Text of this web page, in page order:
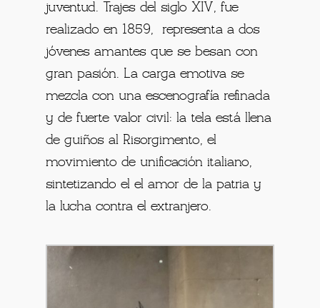
juventud. Trajes del siglo XIV, fue
realizado en 1859, representa a dos
jóvenes amantes que se besan con
gran pasión. La carga emotiva se
mezcla con una escenografía refinada
y de fuerte valor civil: la tela está llena
de guiños al Risorgimento, el
movimiento de unificación italiano,
sintetizando el el amor de la patria y
la lucha contra el extranjero.